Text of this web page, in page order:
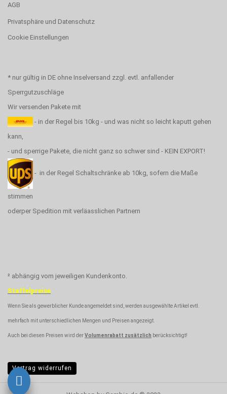
AGB
Privatsphäre und Datenschutz
Cookie Einstellungen
* nur gültig in DE ohne Inselversand zzgl. evtl. anfallender
Sperrgutzuschläge
Wir versenden Pakete mit
- in der Regel bis 10kg - und was nicht so leicht kaputt gehen
kann,
- und sperrige Pakete, die nicht ganz so schwer sind - KEIN EXPORT!
- in der Regel Schaltschränke ab 10kg, sofern die Maße
stimmen
oderper Spedition mit verläasslichen Partnern
² abhängig vom jeweiligen Kundenkonto.
Staffelpreise
Wenn Sie als gewerblicher Kunde angemeldet sind, werden ausgewählte Artikel evtl.
mehrfach mit unterschiedlichen Mengen und Preisen angezeigt.
Auch bei diesen Preisen wird derVolumenrabatt zusätzlich berücksichtigt!
Vertrag widerrufen